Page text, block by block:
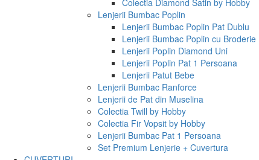
Colectia Diamond Satin by Hobby
Lenjerii Bumbac Poplin
Lenjerii Bumbac Poplin Pat Dublu
Lenjerii Bumbac Poplin cu Broderie
Lenjerii Poplin Diamond Uni
Lenjerii Poplin Pat 1 Persoana
Lenjerii Patut Bebe
Lenjerii Bumbac Ranforce
Lenjerii de Pat din Muselina
Colectia Twill by Hobby
Colectia Fir Vopsit by Hobby
Lenjerii Bumbac Pat 1 Persoana
Set Premium Lenjerie + Cuvertura